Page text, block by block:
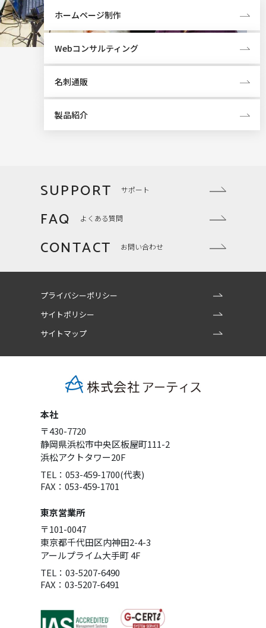
ホームページ制作
Webコンサルティング
名刺通販
製品紹介
SUPPORT サポート
FAQ よくある質問
CONTACT お問い合わせ
プライバシーポリシー
サイトポリシー
サイトマップ
本社
〒430-7720
静岡県浜松市中央区板屋町111-2
浜松アクトタワー20F
TEL：053-459-1700(代表)
FAX：053-459-1701
東京営業所
〒101-0047
東京都千代田区内神田2-4-3
アールプライム大手町 4F
TEL：03-5207-6490
FAX：03-5207-6491